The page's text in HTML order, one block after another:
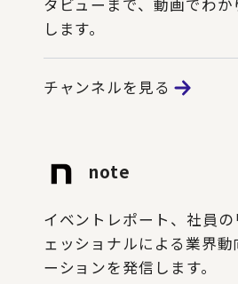
タビューまで、動画でわ
します。
チャンネルを見る
note
イベントレポート、社員
ェッショナルによる業界
ーションを発信します。